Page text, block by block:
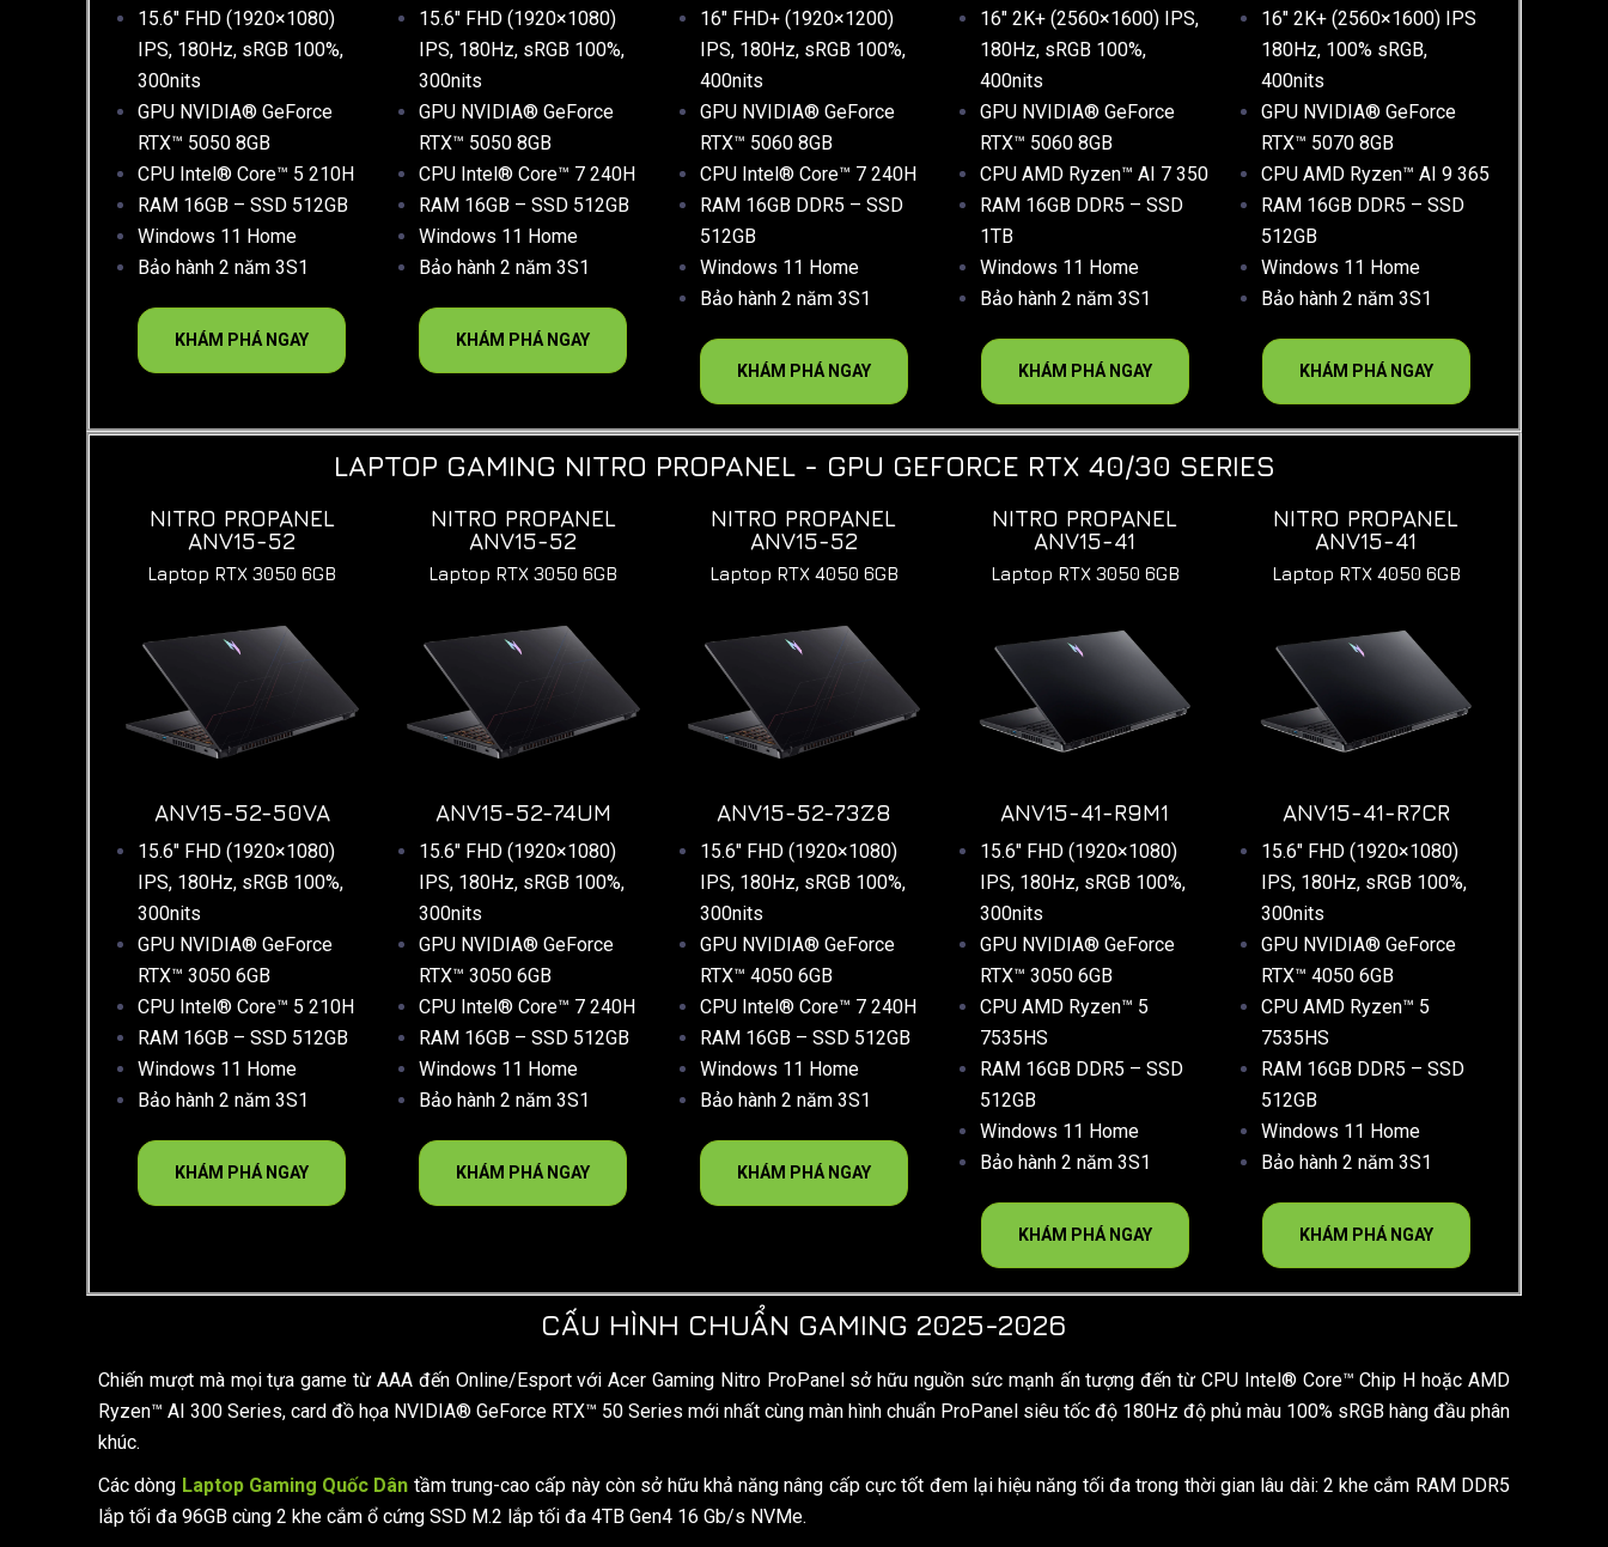
15.6″ FHD (1920×1080)
IPS, 180Hz, sRGB 100%,
300nits
GPU NVIDIA® GeForce
RTX™ 5050 8GB
CPU Intel® Core™ 5 210H
RAM 16GB – SSD 512GB
Windows 11 Home
Bảo hành 2 năm 3S1
KHÁM PHÁ NGAY
15.6″ FHD (1920×1080)
IPS, 180Hz, sRGB 100%,
300nits
GPU NVIDIA® GeForce
RTX™ 5050 8GB
CPU Intel® Core™ 7 240H
RAM 16GB – SSD 512GB
Windows 11 Home
Bảo hành 2 năm 3S1
KHÁM PHÁ NGAY
16″ FHD+ (1920×1200)
IPS, 180Hz, sRGB 100%,
400nits
GPU NVIDIA® GeForce
RTX™ 5060 8GB
CPU Intel® Core™ 7 240H
RAM 16GB DDR5 – SSD
512GB
Windows 11 Home
Bảo hành 2 năm 3S1
KHÁM PHÁ NGAY
16″ 2K+ (2560×1600) IPS,
180Hz, sRGB 100%,
400nits
GPU NVIDIA® GeForce
RTX™ 5060 8GB
CPU AMD Ryzen™ AI 7 350
RAM 16GB DDR5 – SSD
1TB
Windows 11 Home
Bảo hành 2 năm 3S1
KHÁM PHÁ NGAY
16″ 2K+ (2560×1600) IPS
180Hz, 100% sRGB,
400nits
GPU NVIDIA® GeForce
RTX™ 5070 8GB
CPU AMD Ryzen™ AI 9 365
RAM 16GB DDR5 – SSD
512GB
Windows 11 Home
Bảo hành 2 năm 3S1
KHÁM PHÁ NGAY
LAPTOP GAMING NITRO PROPANEL - GPU GEFORCE RTX 40/30 SERIES
NITRO PROPANEL
ANV15-52
Laptop RTX 3050 6GB
ANV15-52-50VA
15.6″ FHD (1920×1080)
IPS, 180Hz, sRGB 100%,
300nits
GPU NVIDIA® GeForce
RTX™ 3050 6GB
CPU Intel® Core™ 5 210H
RAM 16GB – SSD 512GB
Windows 11 Home
Bảo hành 2 năm 3S1
KHÁM PHÁ NGAY
NITRO PROPANEL
ANV15-52
Laptop RTX 3050 6GB
ANV15-52-74UM
15.6″ FHD (1920×1080)
IPS, 180Hz, sRGB 100%,
300nits
GPU NVIDIA® GeForce
RTX™ 3050 6GB
CPU Intel® Core™ 7 240H
RAM 16GB – SSD 512GB
Windows 11 Home
Bảo hành 2 năm 3S1
KHÁM PHÁ NGAY
NITRO PROPANEL
ANV15-52
Laptop RTX 4050 6GB
ANV15-52-73Z8
15.6″ FHD (1920×1080)
IPS, 180Hz, sRGB 100%,
300nits
GPU NVIDIA® GeForce
RTX™ 4050 6GB
CPU Intel® Core™ 7 240H
RAM 16GB – SSD 512GB
Windows 11 Home
Bảo hành 2 năm 3S1
KHÁM PHÁ NGAY
NITRO PROPANEL
ANV15-41
Laptop RTX 3050 6GB
ANV15-41-R9M1
15.6″ FHD (1920×1080)
IPS, 180Hz, sRGB 100%,
300nits
GPU NVIDIA® GeForce
RTX™ 3050 6GB
CPUAMD Ryzen™ 5
7535HS
RAM 16GB DDR5 – SSD
512GB
Windows 11 Home
Bảo hành 2 năm 3S1
KHÁM PHÁ NGAY
NITRO PROPANEL
ANV15-41
Laptop RTX 4050 6GB
ANV15-41-R7CR
15.6″ FHD (1920×1080)
IPS, 180Hz, sRGB 100%,
300nits
GPU NVIDIA® GeForce
RTX™ 4050 6GB
CPUAMD Ryzen™ 5
7535HS
RAM 16GB DDR5 – SSD
512GB
Windows 11 Home
Bảo hành 2 năm 3S1
KHÁM PHÁ NGAY
CẤU HÌNH CHUẨN GAMING 2025-2026
Chiến mượt mà mọi tựa game từ AAA đến Online/Esport với Acer Gaming Nitro ProPanel sở hữu nguồn sức mạnh ấn tượng đến từ CPU Intel® Core™ Chip H hoặc AMD
Ryzen™ AI 300 Series, card đồ họa NVIDIA® GeForce RTX™ 50 Series mới nhất cùng màn hình chuẩn ProPanel siêu tốc độ 180Hz độ phủ màu 100% sRGB hàng đầu phân
khúc.
Các dòng Laptop Gaming Quốc Dân tầm trung-cao cấp này còn sở hữu khả năng nâng cấp cực tốt đem lại hiệu năng tối đa trong thời gian lâu dài: 2 khe cắm RAM DDR5
lắp tối đa 96GB cùng 2 khe cắm ổ cứng SSD M.2 lắp tối đa 4TB Gen4 16 Gb/s NVMe.